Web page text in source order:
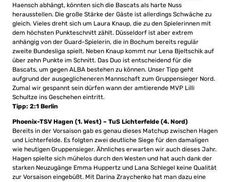
Haensch abhängt, könnten sich die Bascats als harte Nuss
herausstellen. Die große Stärke der Gäste ist allerdings Schwäche zu
gleich. Vieles dreht sich um Laura Knaup, die zu den Spielerinnen mit
dem höchsten Punkteschnitt zählt. Düsseldorf ist aber extrem
anhängig von der Guard-Spielerin, die in Bochum bereits regulär
zweite Bundesliga spielt. Neben Knaup kommt nur Lena Bjeltschik auf
über zehn Punkte im Schnitt. Das Duo ist entscheidend für die
Bascats, um gegen ALBA bestehen zu können. Unser Tipp geht
aufgrund der ausgeglicheneren Mannschaft zum Gruppensieger Nord.
Zumal wir gespannt sein dürfen wann der amtierende MVP Lilli
Schultze ins Geschehen eintritt.
Tipp: 2:1 Berlin
Phoenix-TSV Hagen (1. West) – TuS Lichterfelde (4. Nord)
Bereits in der Vorsaison gab es genau dieses Matchup zwischen Hagen
und Lichterfelde. Es folgten zwei deutliche Siege für den damaligen
wie heutigen Gruppensieger. Ähnliches erwarten wir auch dieses Jahr.
Hagen spielte sich mühelos durch den Westen und hat auch dank der
starken Neuzugänge Emma Huppertz und Lana Schlegel keine Qualität
zur Vorsaison eingebüßt. Mit Darina Zraychenko hat man dazu eine